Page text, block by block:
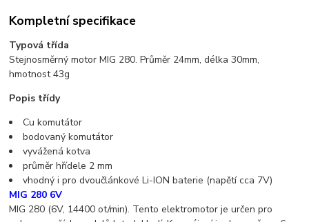
Kompletní specifikace
Typová třída
Stejnosměrný motor MIG 280. Průměr 24mm, délka 30mm,
hmotnost 43g
Popis třídy
Cu komutátor
bodovaný komutátor
vyvážená kotva
průměr hřídele 2 mm
vhodný i pro dvoučlánkové Li-ION baterie (napětí cca 7V)
MIG 280 6V
MIG 280 (6V, 14400 ot/min). Tento elektromotor je určen pro